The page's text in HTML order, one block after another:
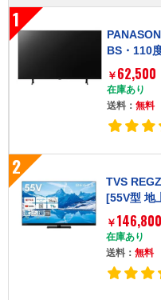
1
BS・110
D液晶テレ
￥ 62,500
在庫あり
送料：無料
2
TVS
[55V型 地
ーナー内
￥ 146,800
在庫あり
送料：無料